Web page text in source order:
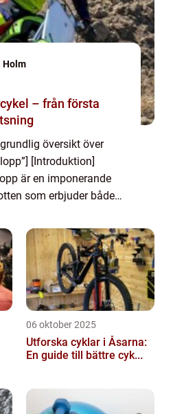
Holm
– från första
översikt över
[Introduktion]
är en imponerande
som erbjuder både
kommer ge ...
06 oktober 2025
Utforska cyklar i Åsarna:
En guide till bättre cyk...